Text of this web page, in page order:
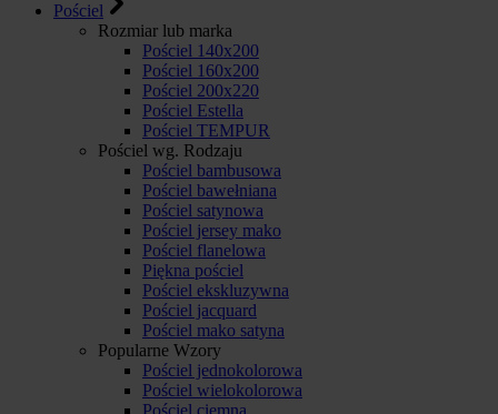
Pościel
Rozmiar lub marka
Pościel 140x200
Pościel 160x200
Pościel 200x220
Pościel Estella
Pościel TEMPUR
Pościel wg. Rodzaju
Pościel bambusowa
Pościel bawełniana
Pościel satynowa
Pościel jersey mako
Pościel flanelowa
Piękna pościel
Pościel ekskluzywna
Pościel jacquard
Pościel mako satyna
Popularne Wzory
Pościel jednokolorowa
Pościel wielokolorowa
Pościel ciemna